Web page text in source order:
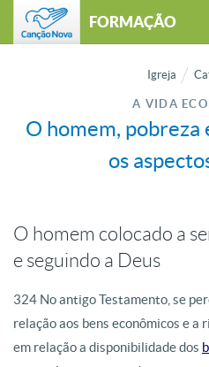
FORMAÇÃO
Igreja
A VIDA
O homem, pobreza
os
O homem colocado a
e seguindo a Deus
324 No antigo Testamento, se
relação aos bens econômicos e a
em relação a disponibilidade dos